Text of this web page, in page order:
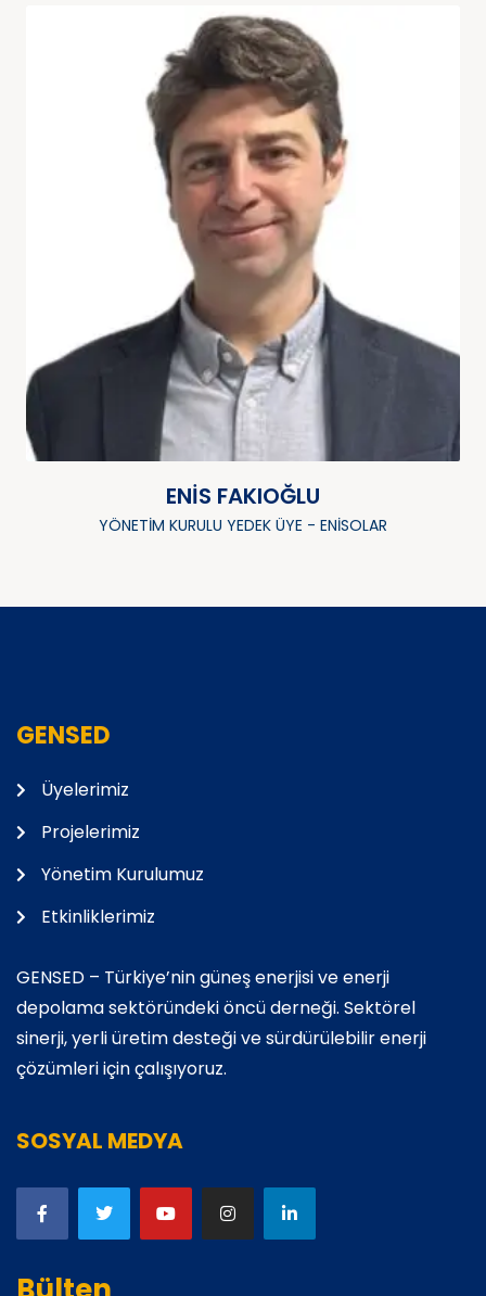
ENIS FAKIOĞLU
YÖNETIM KURULU YEDEK ÜYE - ENISOLAR
GENSED
Üyelerimiz
Projelerimiz
Yönetim Kurulumuz
Etkinliklerimiz
GENSED – Türkiye’nin güneş enerjisi ve enerji
depolama sektöründeki öncü derneği. Sektörel
sinerji, yerli üretim desteği ve sürdürülebilir enerji
çözümleri için çalışıyoruz.
SOSYAL MEDYA